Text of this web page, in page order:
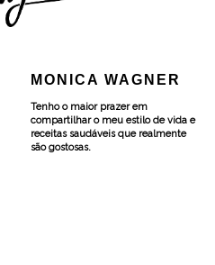
MONICA WAGNER
Tenho o maior prazer em
compartilhar o meu estilo de vida e
receitas saudáveis que realmente
são gostosas.